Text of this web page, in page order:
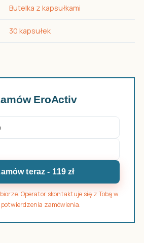
Butelka z kapsułkami
30 kapsułek
EroActiv
teraz - 119 zł
Operator skontaktuje się z Tobą w
potwierdzenia zamówienia.